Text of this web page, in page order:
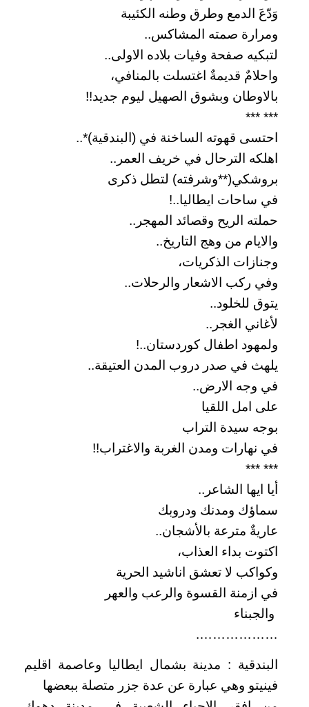
وَدّعَ الدمع وطرق وطنه الكئيبة
ومرارة صمته المشاكس..
لتبكيه صفحة وفيات بلاده الاولى..
واحلامٌ قديمةٌ اغتسلت بالمنافي،
بالاوطان وبشوق الصهيل ليوم جديد!!
*** ***
احتسى قهوته الساخنة في (البندقية)*..
اهلكه الترحال في خريف العمر..
بروشكي(**وشرفته) لتطل ذكرى
في ساحات ايطاليا..!
حملته الريح وقصائد المهجر..
والايام من وهج التاريخ..
وجنازات الذكريات،
وفي ركب الاشعار والرحلات..
يتوق للخلود..
لأغاني الغجر..
ولمهود اطفال كوردستان..!
يلهث في صدر دروب المدن العتيقة..
في وجه الارض..
على امل اللقيا
بوجه سيدة التراب
في نهارات ومدن الغربة والاغتراب!!
*** ***
أيا ايها الشاعر..
سماؤك ومدنك ودروبك
عاريةٌ مترعة بالأشجان..
اكتوت بداء العذاب،
وكواكب لا تعشق اناشيد الحرية
في ازمنة القسوة والرعب والعهر
والجبناء
……………….
البندقية : مدينة بشمال ايطاليا وعاصمة اقليم
فينيتو وهي عبارة عن عدة جزر متصلة ببعضها